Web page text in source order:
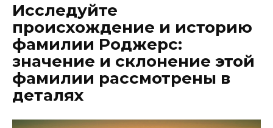
Исследуйте
происхождение и историю
фамилии Роджерс:
значение и склонение этой
фамилии рассмотрены в
деталях